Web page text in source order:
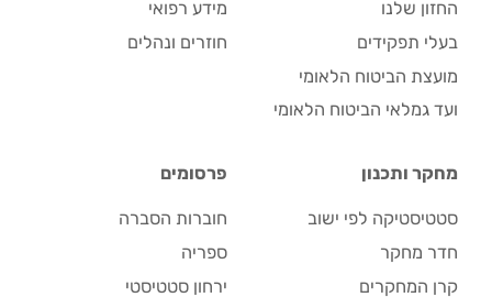
החזון שלנו
בעלי תפקידים
מועצת הביטוח הלאומי
ועד גמלאי הביטוח הלאומי
מידע רפואי
חוזרים ונהלים
מחקר ותכנון
סטטיסטיקה לפי ישוב
חדר מחקר
קרן המחקרים
פרסומים
חוברות הסברה
ספריה
ירחון סטטיסטי